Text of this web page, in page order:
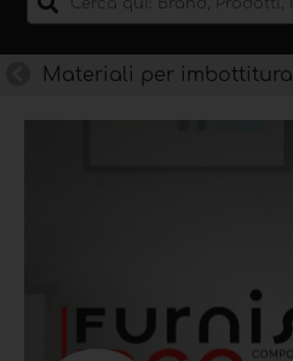
Materiali per imbottitura